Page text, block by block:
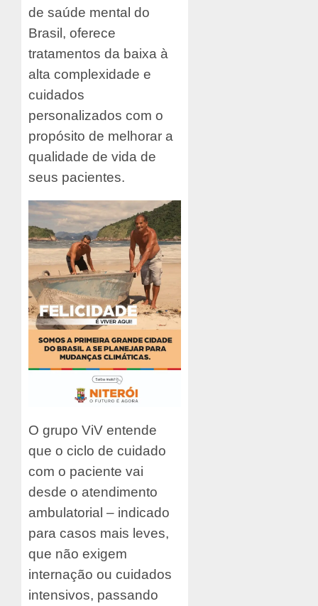
de saúde mental do
Brasil, oferece
tratamentos da baixa à
alta complexidade e
cuidados
personalizados com o
propósito de melhorar a
qualidade de vida de
seus pacientes.
O grupo ViV entende
que o ciclo de cuidado
com o paciente vai
desde o atendimento
ambulatorial – indicado
para casos mais leves,
que não exigem
internação ou cuidados
intensivos, passando